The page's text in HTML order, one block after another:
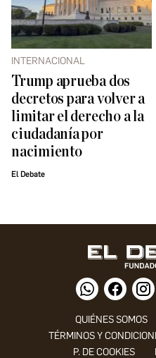
INTERNACIONAL
Trump aprueba dos
decretos para volver a
limitar el derecho a la
ciudadanía por
nacimiento
El Debate
QUIÉNES SOMOS
TÉRMINOS Y
P. DE COOKIES